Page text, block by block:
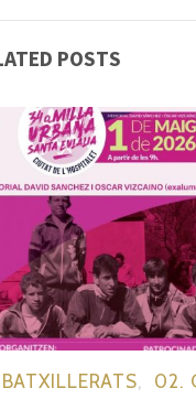
POSTS
02.